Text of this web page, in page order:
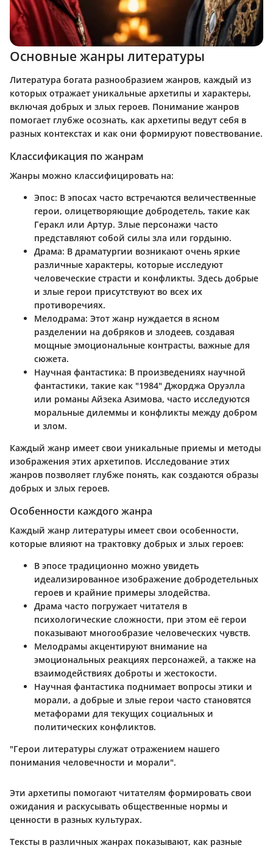
Основные жанры литературы
Литература богата разнообразием жанров, каждый из
которых отражает уникальные архетипы и характеры,
включая добрых и злых героев. Понимание жанров
помогает глубже осознать, как архетипы ведут себя в
разных контекстах и как они формируют повествование.
Классификация по жанрам
Жанры можно классифицировать на:
Эпос: В эпосах часто встречаются величественные
герои, олицетворяющие добродетель, такие как
Геракл или Артур. Злые персонажи часто
представляют собой силы зла или гордыню.
Драма: В драматургии возникают очень яркие
различные характеры, которые исследуют
человеческие страсти и конфликты. Здесь добрые
и злые герои присутствуют во всех их
противоречиях.
Мелодрама: Этот жанр нуждается в ясном
разделении на добряков и злодеев, создавая
мощные эмоциональные контрасты, важные для
сюжета.
Научная фантастика: В произведениях научной
фантастики, такие как "1984" Джорджа Оруэлла
или романы Айзека Азимова, часто исследуются
моральные дилеммы и конфликты между добром
и злом.
Каждый жанр имеет свои уникальные приемы и методы
изображения этих архетипов. Исследование этих
жанров позволяет глубже понять, как создаются образы
добрых и злых героев.
Особенности каждого жанра
Каждый жанр литературы имеет свои особенности,
которые влияют на трактовку добрых и злых героев:
В эпосе традиционно можно увидеть
идеализированное изображение добродетельных
героев и крайние примеры злодейства.
Драма часто погружает читателя в
психологические сложности, при этом её герои
показывают многообразие человеческих чувств.
Мелодрамы акцентируют внимание на
эмоциональных реакциях персонажей, а также на
взаимодействиях доброты и жестокости.
Научная фантастика поднимает вопросы этики и
морали, а добрые и злые герои часто становятся
метафорами для текущих социальных и
политических конфликтов.
"Герои литературы служат отражением нашего
понимания человечности и морали".
Эти архетипы помогают читателям формировать свои
ожидания и раскусывать общественные нормы и
ценности в разных культурах.
Тексты в различных жанрах показывают, как разные